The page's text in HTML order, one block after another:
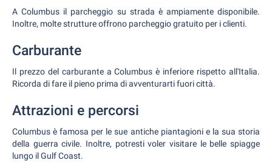
A Columbus il parcheggio su strada è ampiamente disponibile.
Inoltre, molte strutture offrono parcheggio gratuito per i clienti.
Carburante
Il prezzo del carburante a Columbus è inferiore rispetto all'Italia.
Ricorda di fare il pieno prima di avventurarti fuori città.
Attrazioni e percorsi
Columbus è famosa per le sue antiche piantagioni e la sua storia
della guerra civile. Inoltre, potresti voler visitare le belle spiagge
lungo il Gulf Coast.